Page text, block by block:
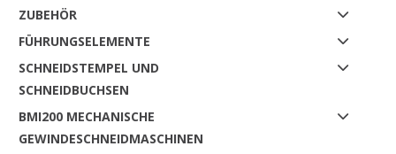
ZUBEHÖR
FÜHRUNGSELEMENTE
SCHNEIDSTEMPEL UND
SCHNEIDBUCHSEN
BMI200 MECHANISCHE
GEWINDESCHNEIDMASCHINEN